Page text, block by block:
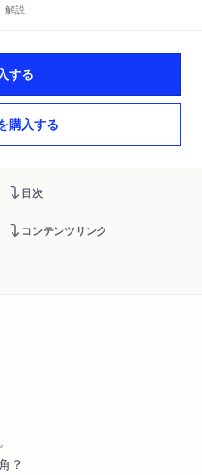
解説
する
購入する
目次
コンテンツリンク
？